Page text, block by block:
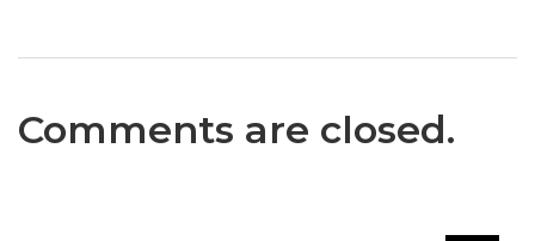
Comments are closed.